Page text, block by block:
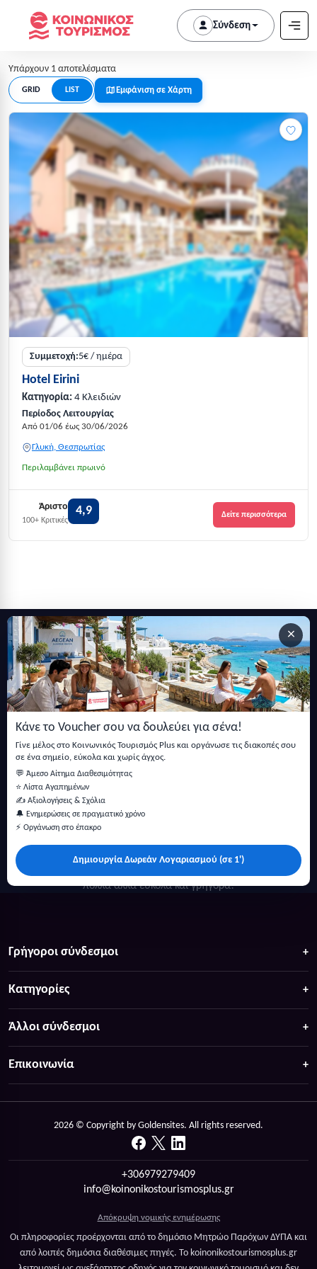
Σύνδεση
Υπάρχουν 1 αποτελέσματα
GRID LIST Εμφάνιση σε Χάρτη
Συμμετοχή:5€ / ημέρα
Hotel Eirini
Κατηγορία: 4 Κλειδιών
Περίοδος Λειτουργίας
Από 01/06 έως 30/06/2026
Γλυκή, Θεσπρωτίας
Περιλαμβάνει πρωινό
Άριστο
100+ Κριτικές
4,9 Δείτε περισσότερα
×
Κάνε το Voucher σου να δουλεύει για σένα!
Γίνε μέλος στο Κοινωνικός Τουρισμός Plus και οργάνωσε τις διακοπές σου
σε ένα σημείο, εύκολα και χωρίς άγχος.
💬 Άμεσο Αίτημα Διαθεσιμότητας
⭐ Λίστα Αγαπημένων
✍️ Αξιολογήσεις & Σχόλια
🔔 Ενημερώσεις σε πραγματικό χρόνο
⚡ Οργάνωση στο έπακρο
Δημιουργία Δωρεάν Λογαριασμού (σε 1')
Εγγραφείτε στο newsletter μας
Μείνετε ενημερωμένοι με τις τελευταίες ειδήσεις, ανακοινώσεις
και άρθρα.
πολλά άλλα ευκολα και γρήγορα!
Γρήγοροι σύνδεσμοι
Κατηγορίες
Άλλοι σύνδεσμοι
Επικοινωνία
2026 © Copyright by Goldensites. All rights reserved.
+306979279409
info@koinonikostourismosplus.gr
Απόκρυψη νομικής ενημέρωσης
Οι πληροφορίες προέρχονται από το δημόσιο Μητρώο Παρόχων ΔΥΠΑ και
από λοιπές δημόσια διαθέσιμες πηγές. Το koinonikostourismosplus.gr